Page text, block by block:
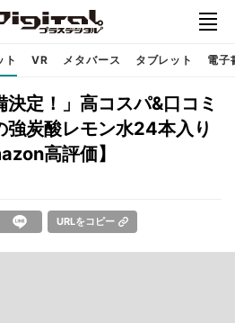
ト VR メタバース タブレット 電子
決定！」高コスパ&口コミ
炭酸レモン水24本入り
高評価】
URLをコピー